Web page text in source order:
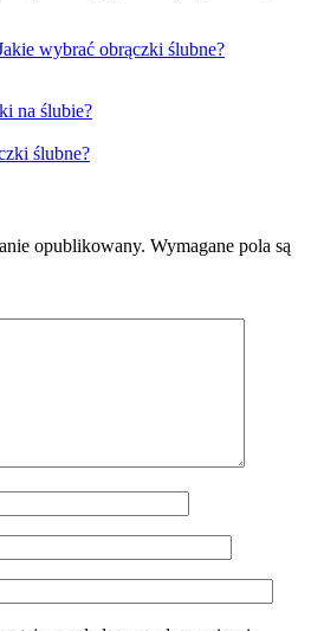
wybrać obrączki ślubne?
na ślubie?
ślubne?
opublikowany. Wymagane pola są